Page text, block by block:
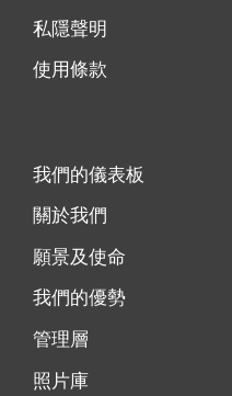
私隱聲明
使用條款
我們的儀表板
關於我們
願景及使命
我們的優勢
管理層
照片庫